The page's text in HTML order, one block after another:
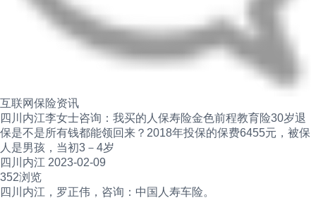
互联网保险资讯
四川内江李女士咨询：我买的人保寿险金色前程教育险30岁退
保是不是所有钱都能领回来？2018年投保的保费6455元，被保
人是男孩，当初3－4岁
四川内江 2023-02-09
352浏览
四川内江，罗正伟，咨询：中国人寿车险。